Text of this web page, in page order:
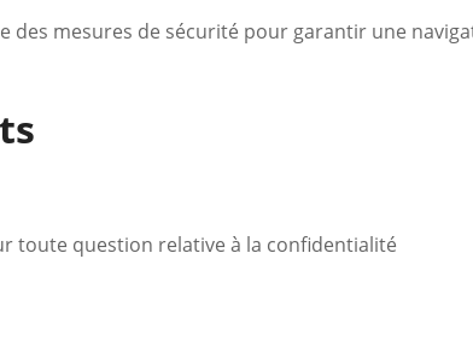
des mesures de sécurité pour garantir une
toute question relative à la confidentialité